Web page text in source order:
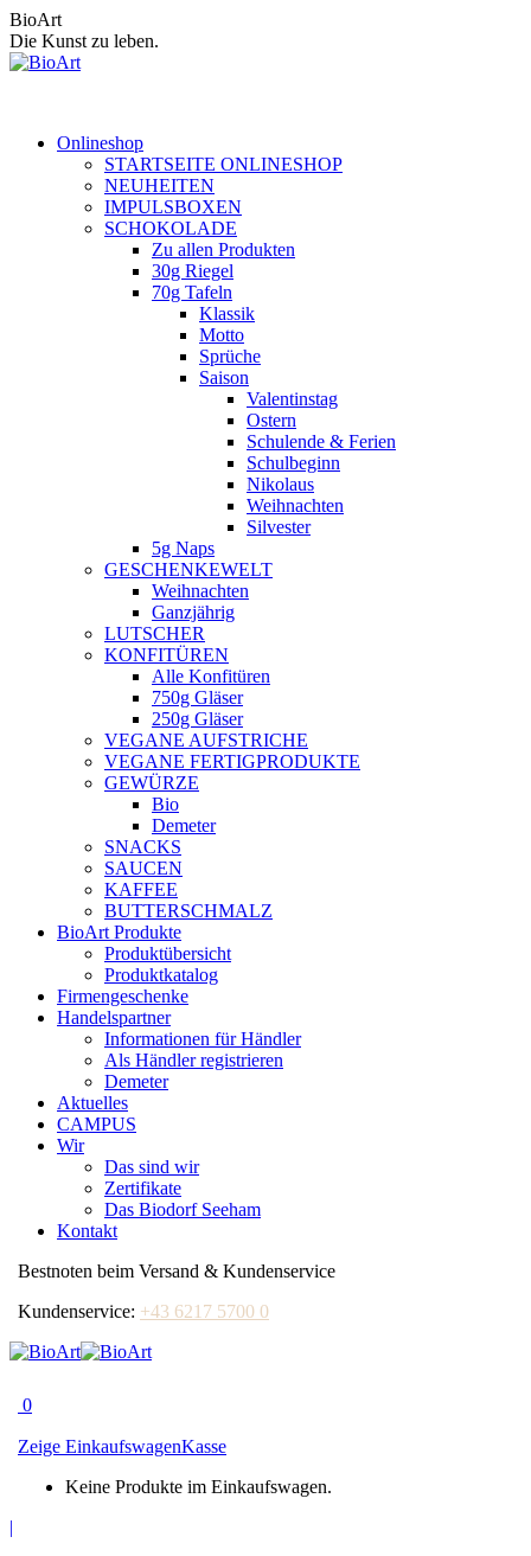
Zum
Inhalt
springen
BioArt
Die Kunst zu leben.
Onlineshop
STARTSEITE ONLINESHOP
NEUHEITEN
IMPULSBOXEN
SCHOKOLADE
Zu allen Produkten
30g Riegel
70g Tafeln
Klassik
Motto
Sprüche
Saison
Valentinstag
Ostern
Schulende & Ferien
Schulbeginn
Nikolaus
Weihnachten
Silvester
5g Naps
GESCHENKEWELT
Weihnachten
Ganzjährig
LUTSCHER
KONFITÜREN
Alle Konfitüren
750g Gläser
250g Gläser
VEGANE AUFSTRICHE
VEGANE FERTIGPRODUKTE
GEWÜRZE
Bio
Demeter
SNACKS
SAUCEN
KAFFEE
BUTTERSCHMALZ
BioArt Produkte
Produktübersicht
Produktkatalog
Firmengeschenke
Handelspartner
Informationen für Händler
Als Händler registrieren
Demeter
Aktuelles
CAMPUS
Wir
Das sind wir
Zertifikate
Das Biodorf Seeham
Kontakt
Bestnoten beim Versand & Kundenservice
Kundenservice: +43 6217 5700 0
0
Zeige EinkaufswagenKasse
Keine Produkte im Einkaufswagen.
|